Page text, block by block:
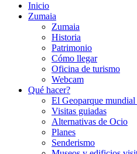
Inicio
Zumaia
Zumaia
Historia
Patrimonio
Cómo llegar
Oficina de turismo
Webcam
Qué hacer?
El Geoparque
Visitas guiadas
Alternativas de Ocio
Planes
Senderismo